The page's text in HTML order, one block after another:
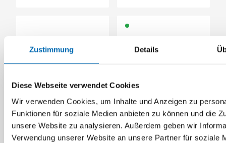
Zustimmung Details
Diese Webseite verwendet Cookies
Wir verwenden Cookies, um Inhalte und Anzeigen zu
Funktionen für soziale Medien anbieten zu können und die
unsere Website zu analysieren. Außerdem geben wir
Verwendung unserer Website an unsere Partner für soziale
Müller
Schleiffeile Silicium-
Carbid vierkant
Müller
Schleiffeile fein
Artikel-Nr. 4231504300